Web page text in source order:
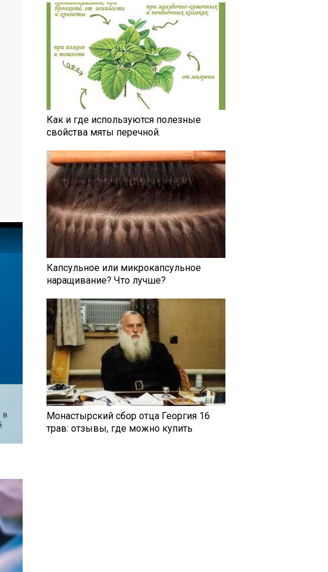
Как и где используются полезные
свойства мяты перечной.
Капсульное или микрокапсульное
наращивание? Что лучше?
Монастырский сбор отца Георгия 16
трав: отзывы, где можно купить